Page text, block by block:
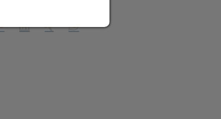
teilen
LinkedInXing WhatsApp